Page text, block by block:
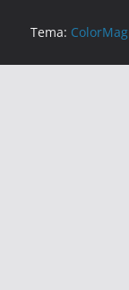
Tema: ColorMag